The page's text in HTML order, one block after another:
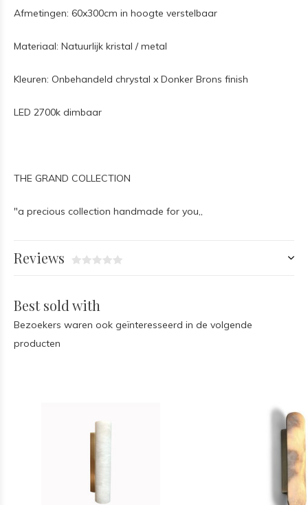
Afmetingen: 60x300cm in hoogte verstelbaar
Materiaal: Natuurlijk kristal / metal
Kleuren: Onbehandeld chrystal x Donker Brons finish
LED 2700k dimbaar
THE GRAND COLLECTION
"a precious collection handmade for you,,
Reviews
Best sold with
Bezoekers waren ook geïnteresseerd in de volgende
producten